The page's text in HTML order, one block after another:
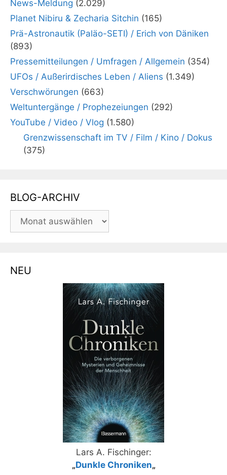
News-Meldung (2.029)
Planet Nibiru & Zecharia Sitchin (165)
Prä-Astronautik (Paläo-SETI) / Erich von Däniken
(893)
Pressemitteilungen / Umfragen / Allgemein (354)
UFOs / Außerirdisches Leben / Aliens (1.349)
Verschwörungen (663)
Weltuntergänge / Prophezeiungen (292)
YouTube / Video / Vlog (1.580)
Grenzwissenschaft im TV / Film / Kino / Dokus
(375)
BLOG-ARCHIV
BLOG-
ARCHIV
NEU
Lars A. Fischinger:
„Dunkle Chroniken„